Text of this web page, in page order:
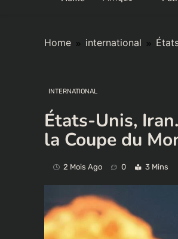
Home international
INTERNATIONAL
États-Unis,
la Coupe du
2 Mois Ago 0 3 Mins